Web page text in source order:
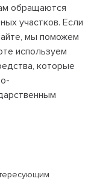
обращаются
участков. Если
мы поможем
используем
которые